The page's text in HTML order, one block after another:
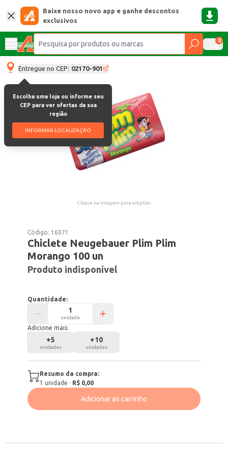
Baixe nosso novo app e ganhe descontos
exclusivos
0
Entregue no CEP: 02170-901
Escolha uma loja ou informe seu
CEP para ver ofertas da sua
região
INFORMAR LOCALIZAÇÃO
Clique na imagem para ampliar.
Código: 16071
Chiclete Neugebauer Plim Plim
Morango 100 un
Produto indisponível
Quantidade:
unidade
Adicione mais:
+5
unidades
+10
unidades
Resumo da compra:
1 unidade · R$ 0,00
Adicionar ao carrinho